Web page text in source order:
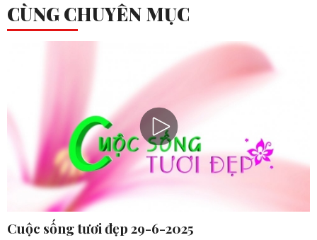
CÙNG CHUYÊN MỤC
Cuộc sống tươi đẹp 29-6-2025